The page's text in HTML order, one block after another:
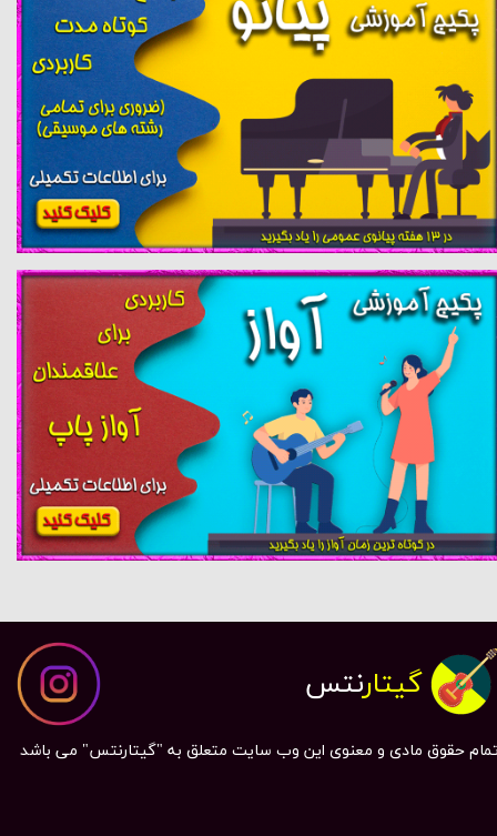
حقوق مادی و معنوی این وب سایت متعلق به "گیتارنتس" می باشد
گیتارنتس